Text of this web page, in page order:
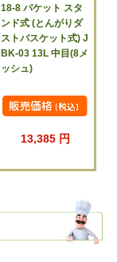
18-8 バケット スタ
ンド式 (とんがりダ
ストバスケット式) J
BK-03 13L 中目(8メ
ッシュ)
13,385 円